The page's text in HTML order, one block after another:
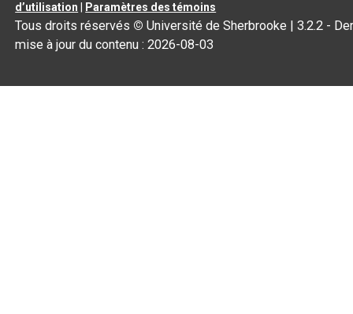
d’utilisation
Paramètres des témoins
Tous droits réservés © Université de Sherbrooke |3.2.2 -
mise à jour du contenu :2026-08-03